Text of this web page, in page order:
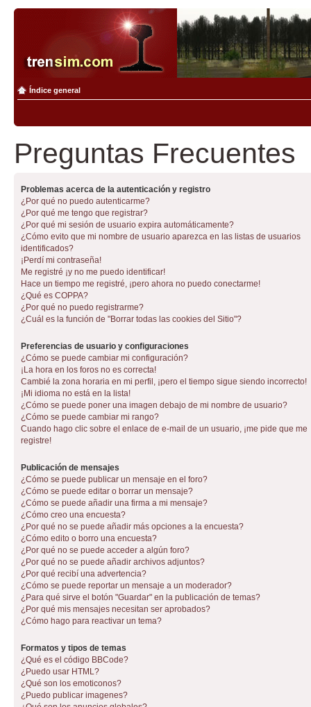
Índice general
Preguntas Frecuentes
Problemas acerca de la autenticación y registro
¿Por qué no puedo autenticarme?
¿Por qué me tengo que registrar?
¿Por qué mi sesión de usuario expira automáticamente?
¿Cómo evito que mi nombre de usuario aparezca en las listas de usuarios
identificados?
¡Perdí mi contraseña!
Me registré ¡y no me puedo identificar!
Hace un tiempo me registré, ¡pero ahora no puedo conectarme!
¿Qué es COPPA?
¿Por qué no puedo registrarme?
¿Cuál es la función de "Borrar todas las cookies del Sitio"?
Preferencias de usuario y configuraciones
¿Cómo se puede cambiar mi configuración?
¡La hora en los foros no es correcta!
Cambié la zona horaria en mi perfil, ¡pero el tiempo sigue siendo incorrecto!
¡Mi idioma no está en la lista!
¿Cómo se puede poner una imagen debajo de mi nombre de usuario?
¿Cómo se puede cambiar mi rango?
Cuando hago clic sobre el enlace de e-mail de un usuario, ¡me pide que me
registre!
Publicación de mensajes
¿Cómo se puede publicar un mensaje en el foro?
¿Cómo se puede editar o borrar un mensaje?
¿Cómo se puede añadir una firma a mi mensaje?
¿Cómo creo una encuesta?
¿Por qué no se puede añadir más opciones a la encuesta?
¿Cómo edito o borro una encuesta?
¿Por qué no se puede acceder a algún foro?
¿Por qué no se puede añadir archivos adjuntos?
¿Por qué recibí una advertencia?
¿Cómo se puede reportar un mensaje a un moderador?
¿Para qué sirve el botón "Guardar" en la publicación de temas?
¿Por qué mis mensajes necesitan ser aprobados?
¿Cómo hago para reactivar un tema?
Formatos y tipos de temas
¿Qué es el código BBCode?
¿Puedo usar HTML?
¿Qué son los emoticonos?
¿Puedo publicar imagenes?